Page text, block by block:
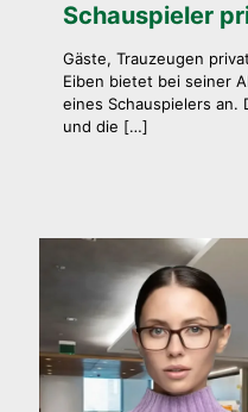
Schauspieler
Gäste, Trauzeugen
Eiben bietet bei seiner
eines Schauspielers an.
und die […]